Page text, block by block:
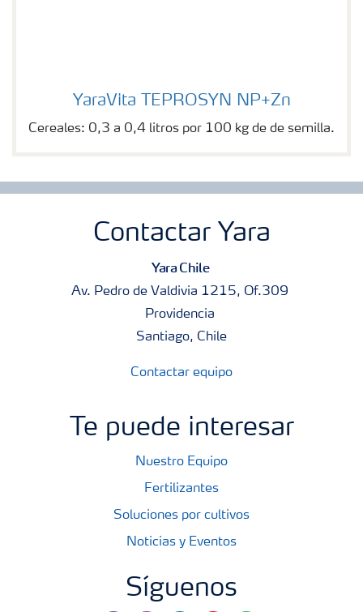
YaraVita TEPROSYN NP+Zn
YaraVita TEPROSYN NP+Zn
Cereales: 0,3 a 0,4 litros por 100 kg de de semilla.
Contactar Yara
Yara Chile
Av. Pedro de Valdivia 1215, Of.309
Providencia
Santiago, Chile
Contactar equipo
Te puede interesar
Nuestro Equipo
Fertilizantes
Soluciones por cultivos
Noticias y Eventos
Síguenos